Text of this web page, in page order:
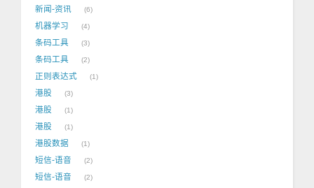
新闻-资讯 6
机器学习 4
条码工具 3
条码工具 2
正则表达式 1
港股 3
港股 1
港股 1
港股数据 1
短信-语音 2
短信-语音 2